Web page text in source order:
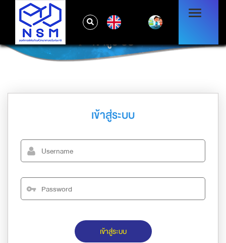
เข้าสู่ระบบ
เข้าสู่ระบบ
เข้าสู่ระบบ